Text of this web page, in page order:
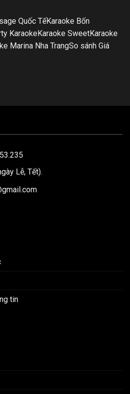
Quốc TếKaraoke Bốn
KaraokeKaraoke SweetKaraoke
Marina Nha TrangSo sánh Giá
Lễ, Tết).
tin